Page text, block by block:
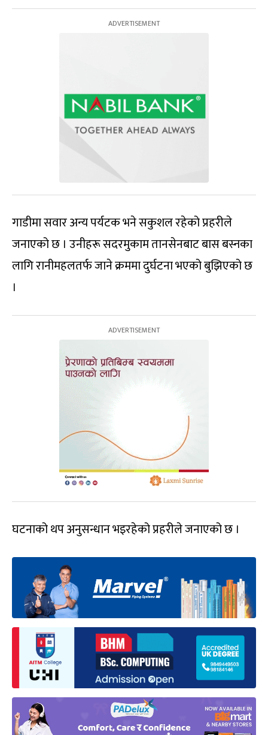
गाडीमा सवार अन्य पर्यटक भने सकुशल रहेको प्रहरीले
जनाएको छ । उनीहरू सदरमुकाम तानसेनबाट बास बस्नका
लागि रानीमहलतर्फ जाने क्रममा दुर्घटना भएको बुझिएको छ
।
घटनाको थप अनुसन्धान भइरहेको प्रहरीले जनाएको छ ।